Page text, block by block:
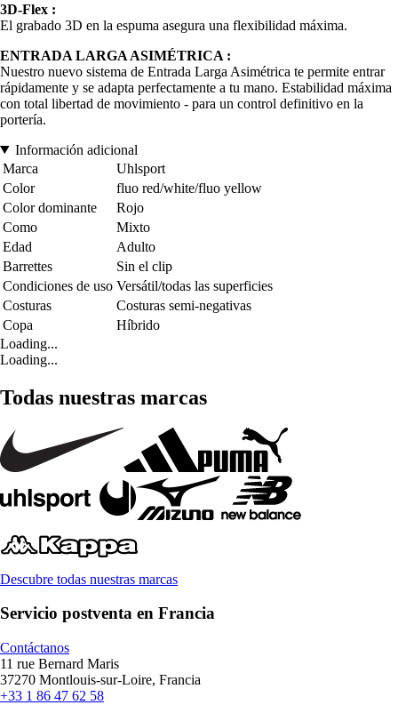
3D-Flex :
El grabado 3D en la espuma asegura una flexibilidad máxima.
ENTRADA LARGA ASIMÉTRICA :
Nuestro nuevo sistema de Entrada Larga Asimétrica te permite entrar
rápidamente y se adapta perfectamente a tu mano. Estabilidad máxima
con total libertad de movimiento - para un control definitivo en la
portería.
Información adicional
Marca
Uhlsport
Color
fluo red/white/fluo yellow
Color dominante
Rojo
Como
Mixto
Edad
Adulto
Barrettes
Sin el clip
Condiciones de uso Versátil/todas las superficies
Costuras
Costuras semi-negativas
Copa
Híbrido
Loading...
Loading...
Todas nuestras marcas
Descubre todas nuestras marcas
Servicio postventa en Francia
Contáctanos
11 rue Bernard Maris
37270 Montlouis-sur-Loire, Francia
+33 1 86 47 62 58